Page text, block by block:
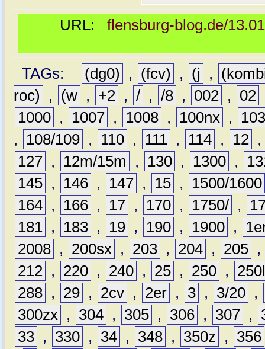
URL: flensburg-blog.de/
TAGs: (dg0) , (fcv) , (j ,
roc)
, (w , +2 , / , /8 , 002 , 02
1000 , 1007 , 1008 , 100nx ,
,
108/109 , 110 , 111 , 114 , 12
127 , 12m/15m , 130 , 1300 ,
145 , 146 , 147 , 15 ,
1500/1600
164 , 166 , 17 , 170 , 1750/ ,
181 , 183 , 19 , 190 , 1900 ,
2008 , 200sx , 203 , 204 , 205 ,
212 , 220 , 240 , 25 , 250 ,
288 , 29 , 2cv , 2er , 3 , 3/20 ,
300zx , 304 , 305 , 306 , 307 ,
33 , 330 , 34 , 348 , 350z ,
356